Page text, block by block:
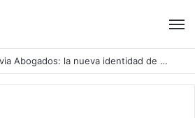
Albertz Parra Segovia Abogados: la nueva identidad de Segovia Consulting